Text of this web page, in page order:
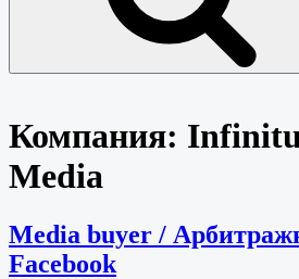
Компания:
Media
Media buyer /
Facebook